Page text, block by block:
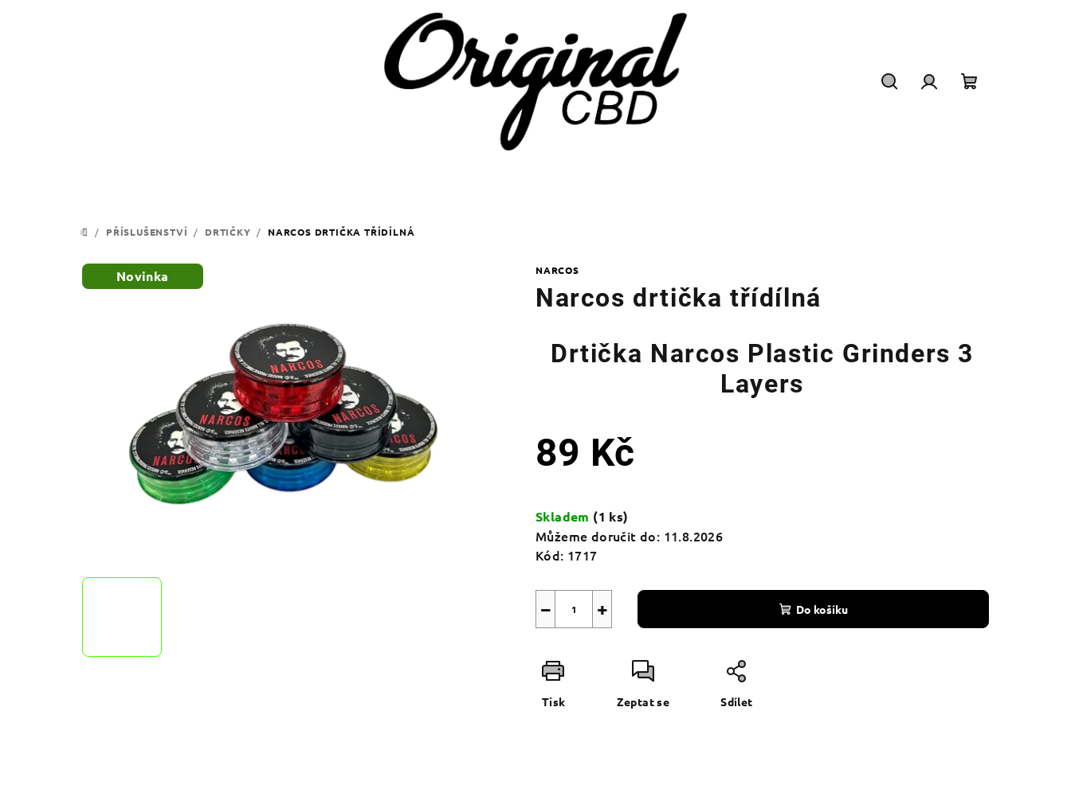
DOMŮ
/ PŘÍSLUŠENSTVÍ / DRTIČKY / NARCOS DRTIČKA TŘÍDÍLNÁ
NARCOS
Narcos drtička třídílná
Drtička Narcos Plastic Grinders 3
Layers
89 Kč
cena:
Skladem (1 ks)
Můžeme doručit do: 11.8.2026
Kód: 1717
+
− Do košíku
Tisk Zeptat se Sdílet
Novinka